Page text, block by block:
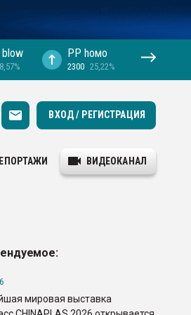
blow PP hомо
2300 25,22%
ВХОД / РЕГИСТРАЦИЯ
ВИДЕОКАНАЛ
мировая выставка